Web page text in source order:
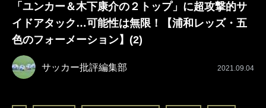
「ユンカー＆木下康介の２トップ」に超攻撃的サ
イドアタック…可能性は無限！【浦和レッズ・五
色のフォーメーション】(2)
サッカー批評編集部 2021.09.04